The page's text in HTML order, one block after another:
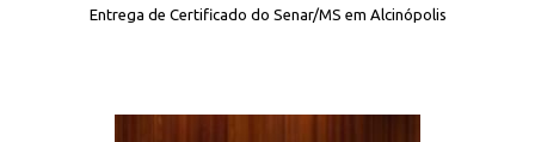
Entrega de Certificado do Senar/MS em Alcinópolis